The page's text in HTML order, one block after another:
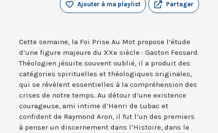
Partager
Ajouter à ma playlist
Cette semaine, la Foi Prise Au Mot propose l’étude
d’une figure majeure du XXe siècle : Gaston Fessard.
Théologien jésuite souvent oublié, il a produit des
catégories spirituelles et théologiques originales,
qui se révèlent essentielles à la compréhension des
crises de notre temps. Au détour d’une existence
courageuse, ami intime d’Henri de Lubac et
confident de Raymond Aron, il fut l’un des premiers
à penser un discernement dans l’Histoire, dans le